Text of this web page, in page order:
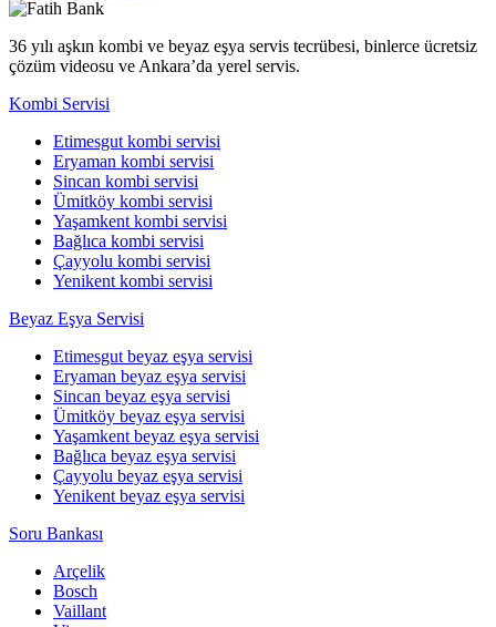
36 yılı aşkın kombi ve beyaz eşya servis tecrübesi, binlerce ücretsiz
çözüm videosu ve Ankara’da yerel servis.
Kombi Servisi
Etimesgut kombi servisi
Eryaman kombi servisi
Sincan kombi servisi
Ümitköy kombi servisi
Yaşamkent kombi servisi
Bağlıca kombi servisi
Çayyolu kombi servisi
Yenikent kombi servisi
Beyaz Eşya Servisi
Etimesgut beyaz eşya servisi
Eryaman beyaz eşya servisi
Sincan beyaz eşya servisi
Ümitköy beyaz eşya servisi
Yaşamkent beyaz eşya servisi
Bağlıca beyaz eşya servisi
Çayyolu beyaz eşya servisi
Yenikent beyaz eşya servisi
Soru Bankası
Arçelik
Bosch
Vaillant